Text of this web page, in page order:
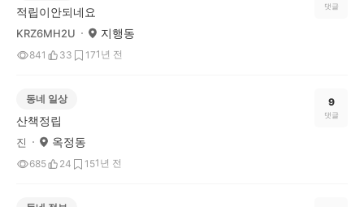
적립이안되네요
KRZ6MH2U 지행동
841 33 171년 전
댓글
동네 일상
산책정립
진 옥정동
685 24 151년 전
9
댓글